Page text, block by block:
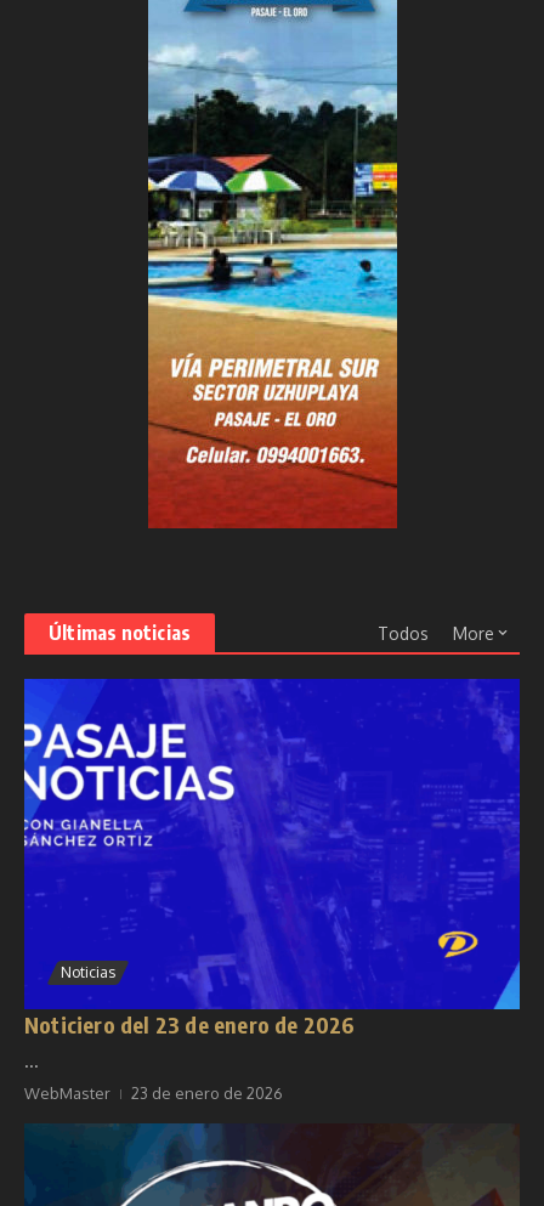
Últimas noticias Todos More
Noticias
Noticiero del 23 de enero de 2026
...
WebMaster 23 de enero de 2026